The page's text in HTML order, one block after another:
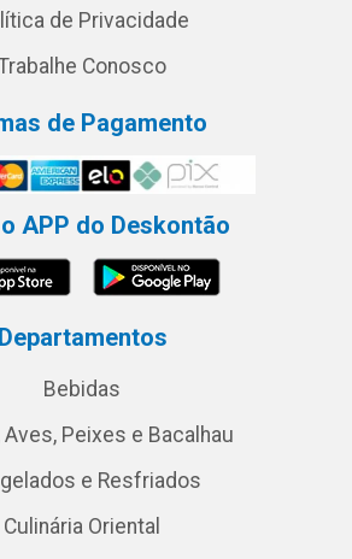
de Privacidade
Conosco
de Pagamento
APP do Deskontão
Departamentos
Bebidas
Aves, Peixes e Bacalhau
e Resfriados
Culinária Oriental